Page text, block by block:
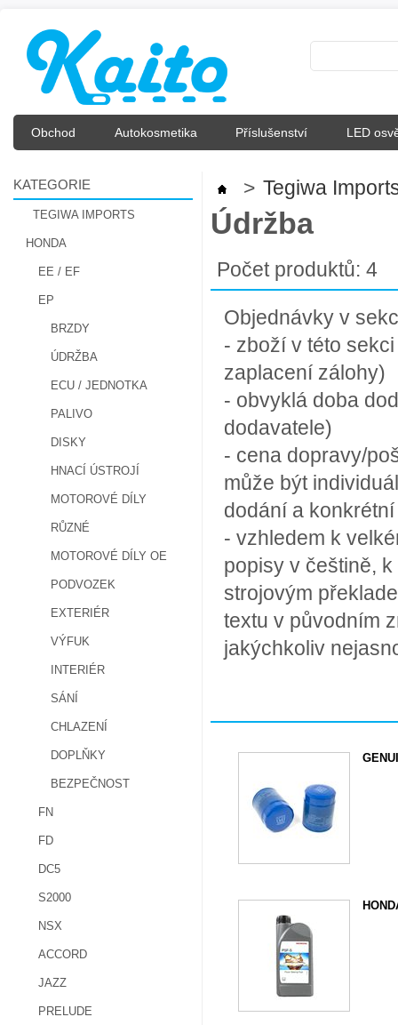
Obchod Autokosmetika Příslušenství LED
KATEGORIE
TEGIWA IMPORTS
HONDA
EE / EF
EP
BRZDY
ÚDRŽBA
ECU / JEDNOTKA
PALIVO
DISKY
HNACÍ ÚSTROJÍ
MOTOROVÉ DÍLY
RŮZNÉ
MOTOROVÉ DÍLY OE
PODVOZEK
EXTERIÉR
VÝFUK
INTERIÉR
SÁNÍ
CHLAZENÍ
DOPLŇKY
BEZPEČNOST
FN
FD
DC5
S2000
NSX
ACCORD
JAZZ
PRELUDE
> Tegiwa
Údržba
Počet produktů: 4
Objednávky v
- zboží v této
zaplacení zálohy)
- obvyklá doba
dodavatele)
- cena dopravy/
může být
dodání a
- vzhledem k
popisy v češtině,
strojovým
textu v původním
jakýchkoliv